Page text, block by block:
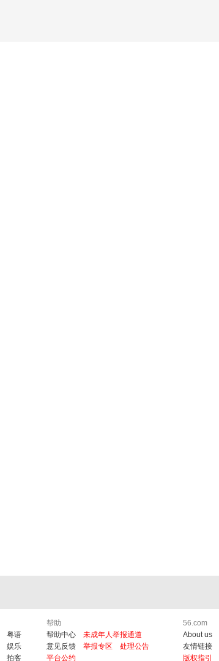
粤语
娱乐
拍客
帮助
帮助中心
未成年人举报通道
意见反馈
举报专区
处理公告
平台公约
56.com
About us
友情链接
版权指引